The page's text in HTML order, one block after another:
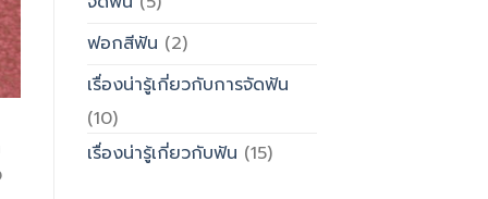
ฟอกสีฟัน (2)
เรื่องน่ารู้เกี่ยวกับการจัดฟัน
(10)
เรื่องน่ารู้เกี่ยวกับฟัน (15)